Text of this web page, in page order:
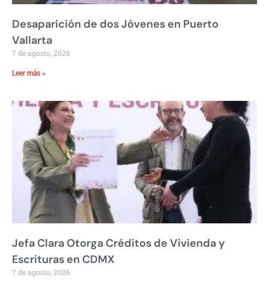
Desaparición de dos Jóvenes en Puerto
Vallarta
7 de agosto, 2026
Leer más »
Jefa Clara Otorga Créditos de Vivienda y
Escrituras en CDMX
7 de agosto, 2026